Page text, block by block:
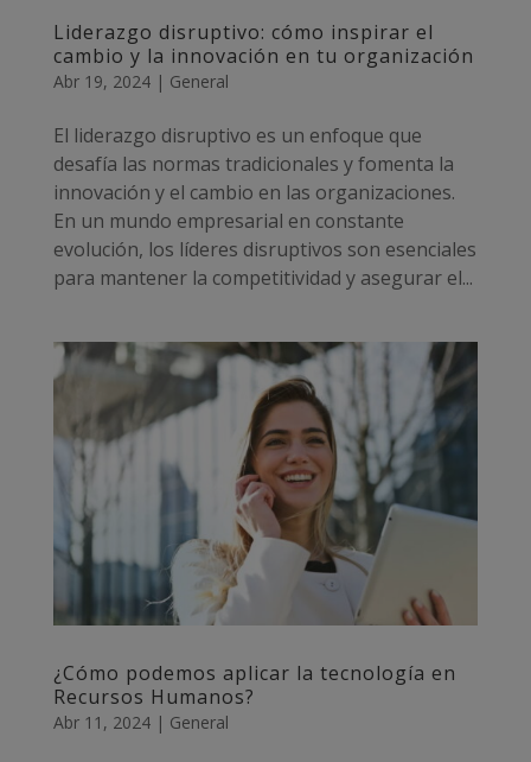
Liderazgo disruptivo: cómo inspirar el
cambio y la innovación en tu organización
Abr 19, 2024| General
El liderazgo disruptivo es un enfoque que
desafía las normas tradicionales y fomenta la
innovación y el cambio en las organizaciones.
En un mundo empresarial en constante
evolución, los líderes disruptivos son esenciales
para mantener la competitividad y asegurar el...
¿Cómo podemos aplicar la tecnología en
Recursos Humanos?
Abr 11, 2024| General